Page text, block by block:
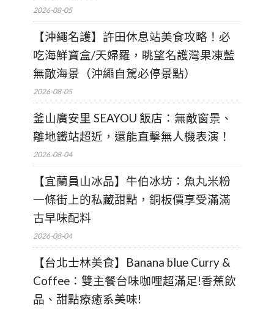
2026-08-05
【沖繩名護】許田休息站美食攻略！必
吃海鮮寶盒/天婦羅，眺望名護灣果凍藍
無敵海景（沖繩自駕必停景點）
2026-08-05
釜山廣安里 SEAYOU 飯店：無敵窗景、
離地鐵站超近，還能直擊無人機表演！
2026-08-04
【宜蘭員山冰品】牛伯冰坊：魚丸米粉
一條街上的私藏甜點，銅板價享受滿滿
古早味配料
2026-08-04
【台北士林美食】Banana blue Curry &
Coffee：雙主餐台味咖哩超滿足!香蕉飲
品、甜點療癒系美味!